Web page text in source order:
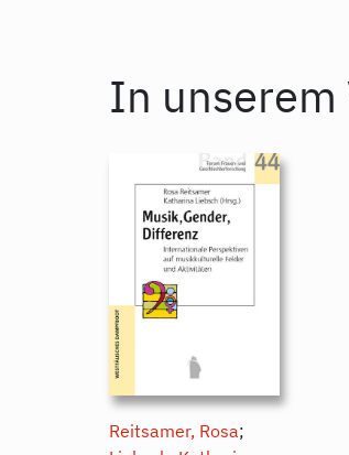
In
Reitsamer, Rosa;